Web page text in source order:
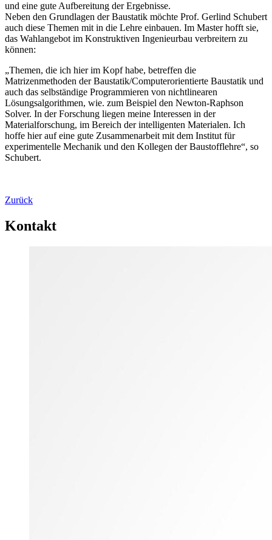
und eine gute Aufbereitung der Ergebnisse.
Neben den Grundlagen der Baustatik möchte Prof. Gerlind Schubert
auch diese Themen mit in die Lehre einbauen. Im Master hofft sie,
das Wahlangebot im Konstruktiven Ingenieurbau verbreitern zu
können:
„Themen, die ich hier im Kopf habe, betreffen die
Matrizenmethoden der Baustatik/Computerorientierte Baustatik und
auch das selbständige Programmieren von nichtlinearen
Lösungsalgorithmen, wie. zum Beispiel den Newton-Raphson
Solver. In der Forschung liegen meine Interessen in der
Materialforschung, im Bereich der intelligenten Materialen. Ich
hoffe hier auf eine gute Zusammenarbeit mit dem Institut für
experimentelle Mechanik und den Kollegen der Baustofflehre“, so
Schubert.
Zurück
Kontakt